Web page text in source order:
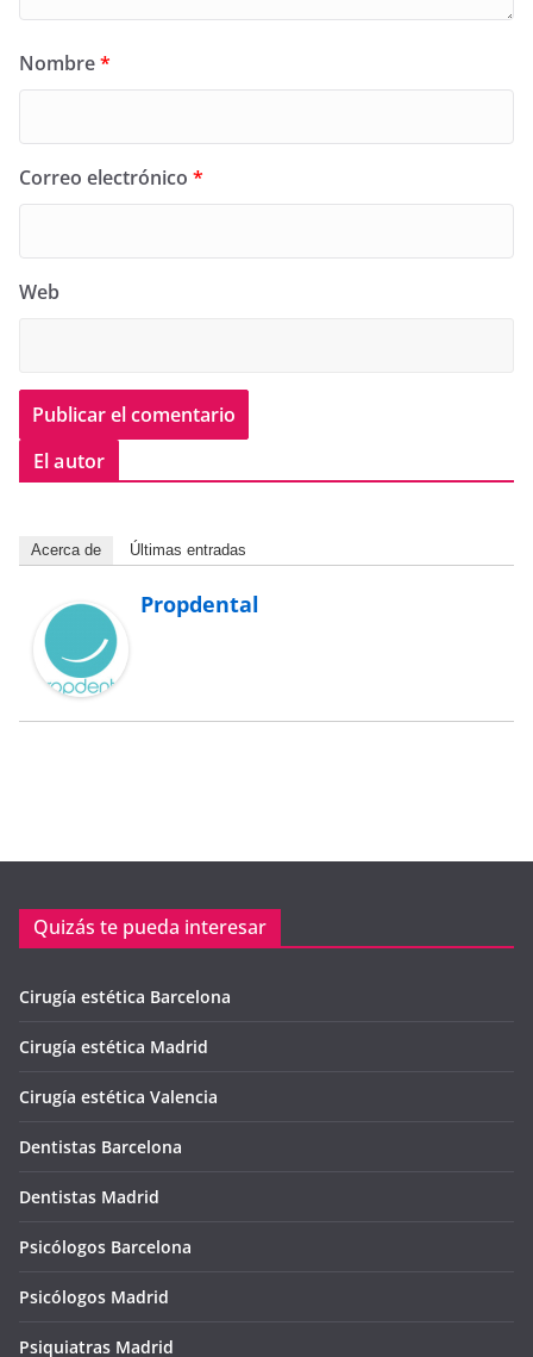
Nombre*
Correo electrónico *
Web
El autor
Acerca de Últimas entradas
Propdental
Quizás te pueda interesar
Cirugía estética Barcelona
Cirugía estética Madrid
Cirugía estética Valencia
Dentistas Barcelona
Dentistas Madrid
Psicólogos Barcelona
Psicólogos Madrid
Psiquiatras Madrid